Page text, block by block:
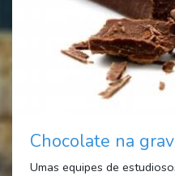
Chocolate na
Umas equipes de